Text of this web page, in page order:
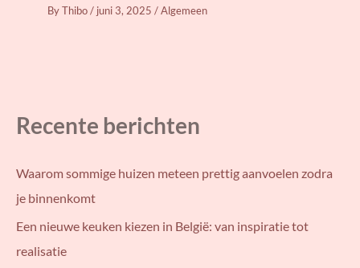
ByThibo/ juni 3, 2025 /Algemeen
Recente berichten
Waarom sommige huizen meteen prettig aanvoelen zodra
je binnenkomt
Een nieuwe keuken kiezen in België: van inspiratie tot
realisatie